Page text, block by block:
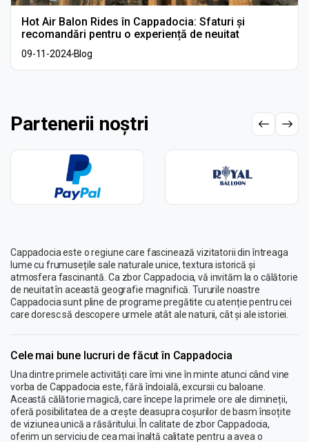
Hot Air Balon Rides în Cappadocia: Sfaturi și
recomandări pentru o experiență de neuitat
09-11-2024Blog
Partenerii noștri
Cappadocia este o regiune care fascinează vizitatorii din întreaga
lume cu frumusețile sale naturale unice, textura istorică și
atmosfera fascinantă. Ca zbor Cappadocia, vă invităm la o călătorie
de neuitat în această geografie magnifică. Tururile noastre
Cappadocia sunt pline de programe pregătite cu atenție pentru cei
care doresc să descopere urmele atât ale naturii, cât și ale istoriei.
Cele mai bune lucruri de făcut în Cappadocia
Una dintre primele activități care îmi vine în minte atunci când vine
vorba de Cappadocia este, fără îndoială, excursii cu baloane.
Această călătorie magică, care începe la primele ore ale dimineții,
oferă posibilitatea de a crește deasupra coșurilor de basm însoțite
de viziunea unică a răsăritului. În calitate de zbor Cappadocia,
oferim un serviciu de cea mai înaltă calitate pentru a avea o